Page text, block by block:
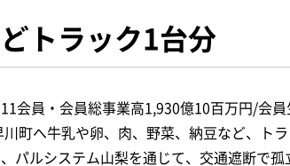
トラック1台分
会員・会員総事業高1,930億10百万円/会員
町へ牛乳や卵、肉、野菜、納豆など、ト
パルシステム山梨を通じて、交通遮断で孤